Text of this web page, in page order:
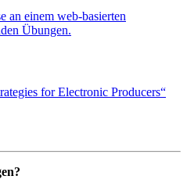
an einem web-basierten
Übungen.
for Electronic Producers“